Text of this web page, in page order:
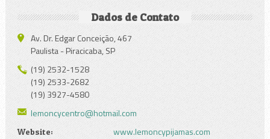
Dados de Contato
Av. Dr. Edgar Conceição, 467
Paulista - Piracicaba, SP
(19) 2532-1528
(19) 2533-2682
(19) 3927-4580
lemoncycentro@hotmail.com
Website: www.lemoncypijamas.com